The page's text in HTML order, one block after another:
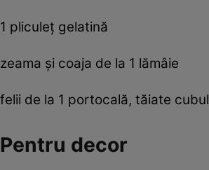
1 pliculeţ gelatină
zeama şi coaja de la 1 lămâie
felii de la 1 portocală, tăiate
Pentru decor